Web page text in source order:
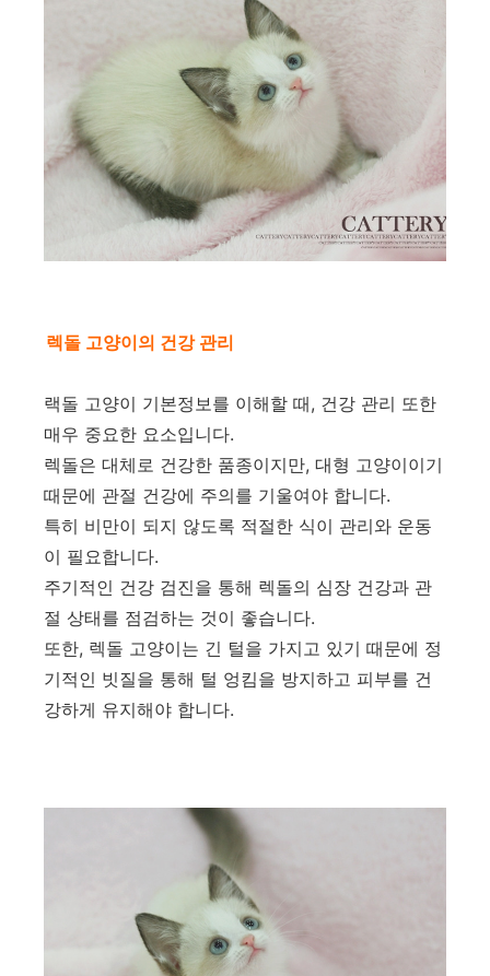
렉돌 고양이의 건강 관리
랙돌 고양이 기본정보를 이해할 때, 건강 관리 또한
매우 중요한 요소입니다.
렉돌은 대체로 건강한 품종이지만, 대형 고양이이기
때문에 관절 건강에 주의를 기울여야 합니다.
특히 비만이 되지 않도록 적절한 식이 관리와 운동
이 필요합니다.
주기적인 건강 검진을 통해 렉돌의 심장 건강과 관
절 상태를 점검하는 것이 좋습니다.
또한, 렉돌 고양이는 긴 털을 가지고 있기 때문에 정
기적인 빗질을 통해 털 엉킴을 방지하고 피부를 건
강하게 유지해야 합니다.